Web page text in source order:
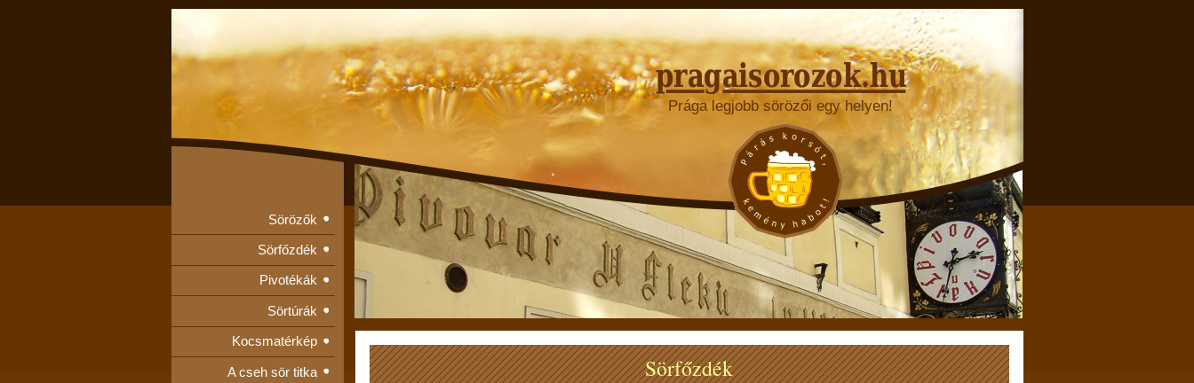
Prága legjobb sörözői egy helyen!
Sörözők
Sörfőzdék
Pivotékák
Sörtúrák
Kocsmatérkép
A cseh sör titka Sörfőzdék